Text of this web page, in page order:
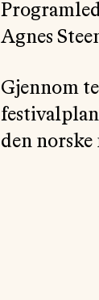
Agnes
Gjennom
den